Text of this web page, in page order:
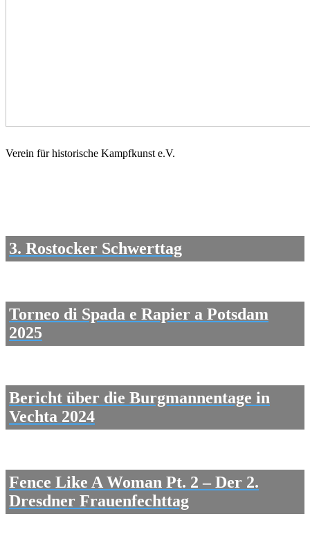
Schwert-
Verein für historische Kampfkunst e.V.
3. Rostocker Schwerttag
Torneo di Spada e Rapier a Potsdam
2025
Bericht über die Burgmannentage in
Vechta 2024
Fence Like A Woman Pt. 2 – Der 2.
Dresdner Frauenfechttag